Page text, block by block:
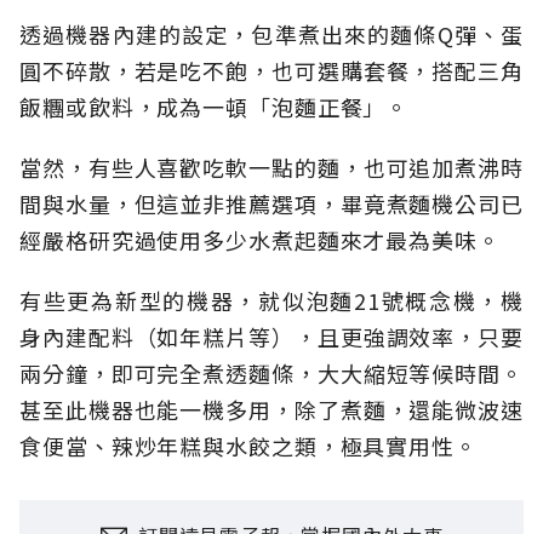
透過機器內建的設定，包準煮出來的麵條Q彈、蛋
圓不碎散，若是吃不飽，也可選購套餐，搭配三角
飯糰或飲料，成為一頓「泡麵正餐」。
當然，有些人喜歡吃軟一點的麵，也可追加煮沸時
間與水量，但這並非推薦選項，畢竟煮麵機公司已
經嚴格研究過使用多少水煮起麵來才最為美味。
有些更為新型的機器，就似泡麵21號概念機，機
身內建配料（如年糕片等），且更強調效率，只要
兩分鐘，即可完全煮透麵條，大大縮短等候時間。
甚至此機器也能一機多用，除了煮麵，還能微波速
食便當、辣炒年糕與水餃之類，極具實用性。